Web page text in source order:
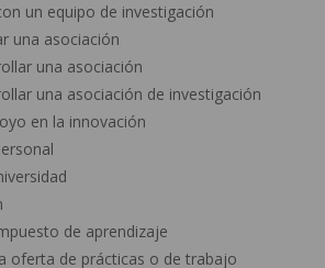
un equipo de investigación
una asociación
una asociación
una asociación de investigación
en la innovación
de aprendizaje
oferta de prácticas o de trabajo